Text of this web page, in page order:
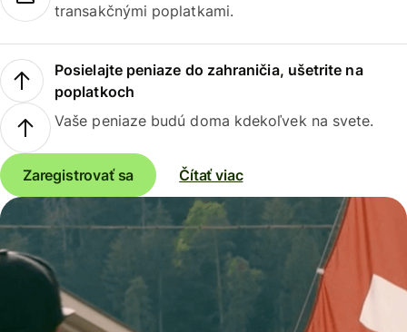
transakčnými poplatkami.
Posielajte peniaze do zahraničia, ušetrite na
poplatkoch
Vaše peniaze budú doma kdekoľvek na svete.
Zaregistrovať sa Čítať viac